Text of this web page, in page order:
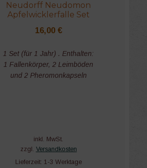
Neudorff Neudomon
Apfelwicklerfalle Set
16,00 €
1 Set (für 1 Jahr) . Enthalten:
1 Fallenkörper, 2 Leimböden
und 2 Pheromonkapseln
inkl. MwSt.
zzgl. Versandkosten
Lieferzeit: 1-3 Werktage